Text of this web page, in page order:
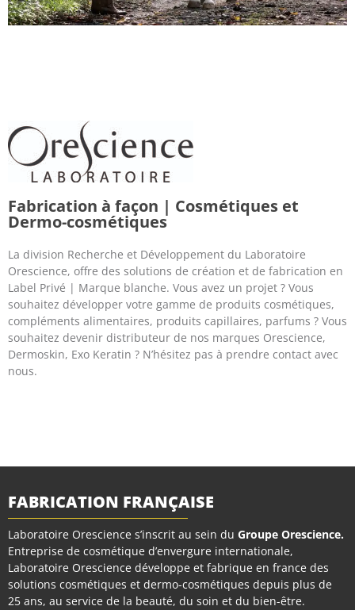
Fabrication à façon | Cosmétiques et
Dermo-cosmétiques
La division Recherche et Développement du Laboratoire
Orescience, offre des solutions de création et de fabrication en
Label Privé | Marque blanche. Vous avez un projet ? Vous
souhaitez développer votre gamme de produits cosmétiques,
compléments alimentaires, produits capillaires, parfums ? Vous
souhaitez devenir distributeur de nos marques Orescience,
Dermoskin, Exo Keratin ? N’hésitez pas à prendre contact avec
nous.
FABRICATION FRANÇAISE
Laboratoire Orescience s’inscrit au sein du Groupe Orescience.
Entreprise de cosmétique d’envergure internationale,
Laboratoire Orescience développe et fabrique en france des
solutions cosmétiques et dermo-cosmétiques depuis plus de
25 ans, au service de la beauté, du soin et du bien-être.